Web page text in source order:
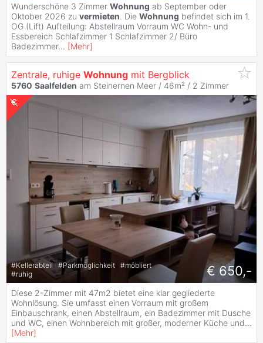
Wunderschöne 3 Zimmer Wohnung ab September oder
Oktober 2026 zu vermieten. Die Wohnung befindet sich im 1.
OG (Lift) Aufteilung: Abstellraum Vorraum WC Wohn- und
Essbereich Schlafzimmer 1 Schlafzimmer 2/ Büro
Badezimmer... [Mehr]
Zentrale, ruhige Wohnung mit Bergblick
5760 Saalfelden am Steinernen Meer / 46m² / 2 Zimmer
#Kellerabteil #Parkmöglichkeit #möbliert
#ruhig € 650,-
Diese 2-Zimmer mit 47m2 bietet eine klar gegliederte
Wohnlösung. Sie umfasst einen Vorraum mit großem
Einbauschrank, einen Abstellraum, ein Badezimmer mit Dusche
und WC, einen Wohnbereich mit großer, moderner Küche und...
[Mehr]